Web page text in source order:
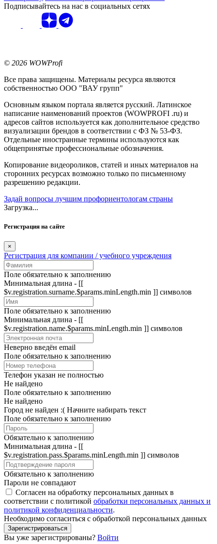
Подписывайтесь на нас в социальных сетях
© 2026 WOWProfi
Все права защищены. Материалы ресурса являются
собственностью ООО "ВАУ групп"
Основным языком портала является русский. Латинское
написание наименований проектов (WOWPROFI .ru) и
адресов сайтов используется как дополнительное средство
визуализации брендов в соответствии с ФЗ № 53-ФЗ.
Отдельные иностранные термины используются как
общепринятые профессиональные обозначения.
Копирование видеороликов, статей и иных материалов на
сторонних ресурсах возможно только по письменному
разрешению редакции.
Задай вопросы лучшим профориентологам страны
Загрузка...
Регистрация на сайте
×
Регистрация для компании / учебного учреждения
Поле обязательно к заполнению
Минимальная длина - [[
$v.registration.surname.$params.minLength.min ]] символов
Поле обязательно к заполнению
Минимальная длина - [[
$v.registration.name.$params.minLength.min ]] символов
Неверно введён email
Поле обязательно к заполнению
Телефон указан не полностью
Не найдено
Поле обязательно к заполнению
Не найдено
Город не найден :( Начните набирать текст
Поле обязательно к заполнению
Обязательно к заполнению
Минимальная длина - [[
$v.registration.pass.$params.minLength.min ]] символов
Обязательно к заполнению
Пароли не совпадают
Согласен на обработку персональных данных в
соответствии с политикой обработки персональных данных и
политикой конфиденциальности.
Необходимо согласиться с обработкой персональных данных
Зарегистрироваться
Вы уже зарегистрированы? Войти